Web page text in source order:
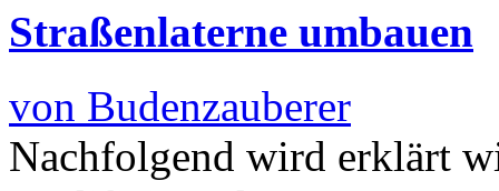
Straßenlaterne umbauen
von Budenzauberer
Nachfolgend wird erklärt